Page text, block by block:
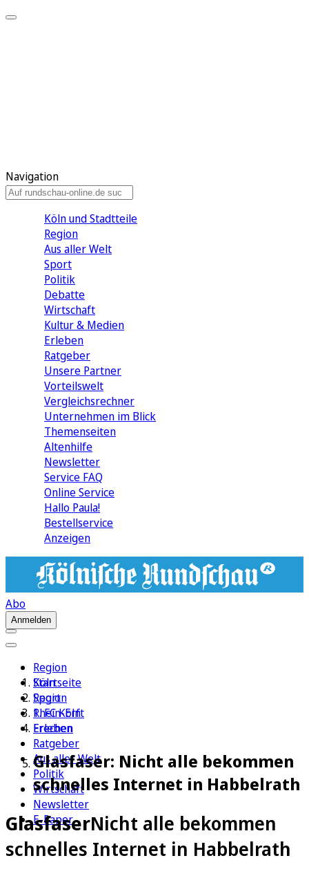
Navigation
Köln und Stadtteile
Region
Aus aller Welt
Sport
Politik
Debatte
Wirtschaft
Kultur & Medien
Erleben
Ratgeber
Unsere Partner
Vorteilswelt
Vergleichsrechner
Unternehmen im Blick
Themenseiten
Altenhilfe
Newsletter
Service FAQ
Online Service
Hallo Paula!
Bestellservice
Anzeigen
Abo
Anmelden
Region
Köln
Sport
1. FC Köln
Erleben
Ratgeber
Aus aller Welt
Politik
Wirtschaft
Newsletter
E-Paper
Startseite
Region
Rhein-Erft
Frechen
Glasfaser: Nicht alle bekommen
schnelles Internet in Habbelrath
GlasfaserNicht alle bekommen
schnelles Internet in Habbelrath